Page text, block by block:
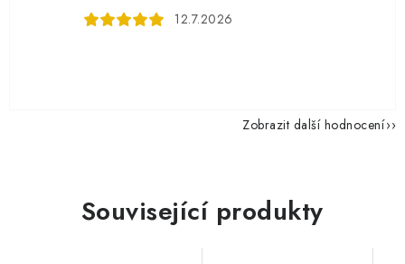
12.7.2026
Zobrazit další hodnocení
Související produkty